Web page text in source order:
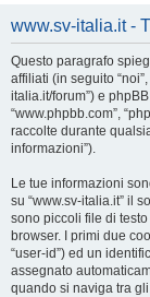
www.sv-italia.it -
Questo paragrafo
affiliati (in seguito “noi”,
italia.it/forum”) e phpBB
“www.phpbb.com”,
raccolte durante
informazioni”).
Le tue informazioni
su “www.sv-italia.it” il
sono piccoli file di
browser. I primi due
“user-id”) ed un
assegnato
quando si naviga tra